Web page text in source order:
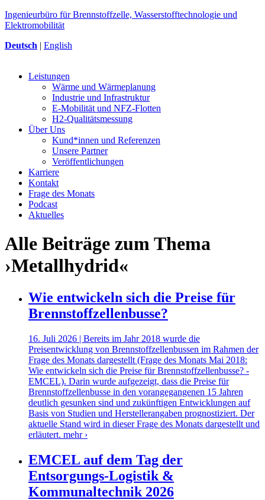
Ingenieurbüro für Brennstoffzelle, Wasserstofftechnologie und
Elektromobilität
Deutsch | English
Leistungen
Wärme und Wärmeplanung
Industrie und Infrastruktur
E-Mobilität und NFZ-Flotten
H2-Qualitätsmessung
Über Uns
Kund*innen und Referenzen
Unsere Partner
Veröffentlichungen
Karriere
Kontakt
Frage des Monats
Podcast
Aktuelles
Alle Beiträge zum Thema
›Metallhydrid«
Wie entwickeln sich die Preise für
Brennstoffzellenbusse?
16. Juli 2026 | Bereits im Jahr 2018 wurde die
Preisentwicklung von Brennstoffzellenbussen im Rahmen der
Frage des Monats dargestellt (Frage des Monats Mai 2018:
Wie entwickeln sich die Preise für Brennstoffzellenbusse? -
EMCEL). Darin wurde aufgezeigt, dass die Preise für
Brennstoffzellenbusse in den vorangegangenen 15 Jahren
deutlich gesunken sind und zukünftigen Entwicklungen auf
Basis von Studien und Herstellerangaben prognostiziert. Der
aktuelle Stand wird in dieser Frage des Monats dargestellt und
erläutert. mehr ›
EMCEL auf dem Tag der
Entsorgungs-Logistik &
Kommunaltechnik 2026